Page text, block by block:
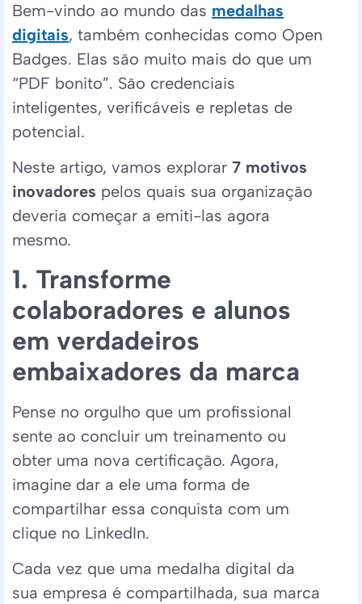
Bem-vindo ao mundo das medalhas
digitais, também conhecidas como Open
Badges. Elas são muito mais do que um
“PDF bonito”. São credenciais
inteligentes, verificáveis e repletas de
potencial.
Neste artigo, vamos explorar 7 motivos
inovadores pelos quais sua organização
deveria começar a emiti-las agora
mesmo.
1. Transforme
colaboradores e alunos
em verdadeiros
embaixadores da marca
Pense no orgulho que um profissional
sente ao concluir um treinamento ou
obter uma nova certificação. Agora,
imagine dar a ele uma forma de
compartilhar essa conquista com um
clique no LinkedIn.
Cada vez que uma medalha digital da
sua empresa é compartilhada, sua marca